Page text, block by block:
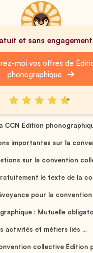
et sans engagement
moi vos offres de
phonographique
CCN Édition
importantes sur la
sur la convention
le texte de la
pour la convention
: Mutuelle
activités et métiers liés ...
collective Édition